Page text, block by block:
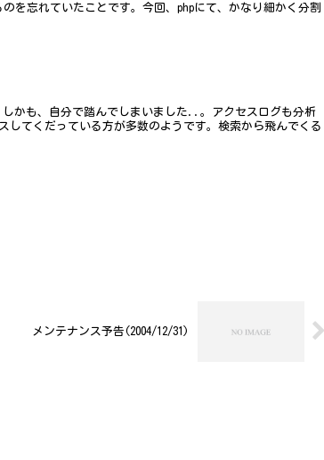
のを忘れていたことです。今回、phpにて、かなり細かく分割
かも、自分で踏んでしまいました..。アクセスログも分析
してくだっている方が多数のようです。検索から飛んでくる
メンテナンス予告(2004/12/31)